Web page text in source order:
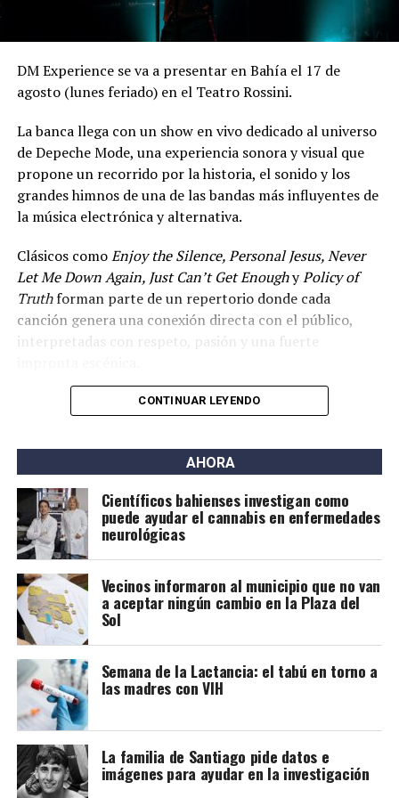
Espectáculo para toda la familia, con canciones en vivo.
info en:cclapanaderia.com.
Sábado 8 – 20 hs – Centro Cultural La Panadería
(Lamadrid 544)
De y por Keila Braidot. Dirección: Tian Amprino.
Sinopsis: “En el entramado de mi propia neurosis, verme
una obra de teatro. No es una obra de danza. Es un
exsorcismo de mis derrotas”. Entradas: $18.000
anticipadas y $20.000 en puerta. Más info en:
cclapanaderia.com.
Sábado 8 – 21 hs – La Cocina (Fitz Roy 40)
palabra, la música, el silencio y la poesía se entrelazan.
Entradas: $15.000 anticipadas y $20.000 en puerta.
*Pablo Angeli presenta “Carmen y Osvaldo y toda la
familia”
Sábado 8 – 21 hs – Don Bosco Teatro (Rondeau 119)
Pablo Angeli se multiplica para encarnar a cada
integrante de una familia argentina que podría ser —y
probablemente es— la tuya. Entradas: desde $30.000,
disponibles en
*Cuántos pares son 3 botas
Sábado 8 – 21 hs – Espacio Kánika (Belgrano 249, altos)
Improvisación teatral y música. Entradas: $15.000
anticipadas y $20.000 en puerta.
DM Experience se va a presentar en Bahía el 17 de
agosto (lunes feriado) en el Teatro Rossini.
La banca llega con un show en vivo dedicado al universo
de Depeche Mode, una experiencia sonora y visual que
propone un recorrido por la historia, el sonido y los
grandes himnos de una de las bandas más influyentes de
la música electrónica y alternativa.
Clásicos comoEnjoy the Silence, Personal Jesus, Never
Let Me Down Again, Just Can’t Get EnoughyPolicy of
Truthforman parte de un repertorio donde cada
canción genera una conexión directa con el público,
interpretadas con respeto, pasión y una fuerte
Las entradas están $35.000 y se pueden comprar por
TicketBahía.
CONTINUAR LEYENDO
AHORA
Científicos bahienses investigan como
puede ayudar el cannabis en enfermedades
neurológicas
Vecinos informaron al municipio que no van
a aceptar ningún cambio en la Plaza del
Sol
Semana de la Lactancia: el tabú en torno a
las madres con VIH
La familia de Santiago pide datos e
imágenes para ayudar en la investigación